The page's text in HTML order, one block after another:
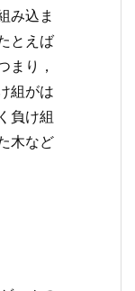
み込ま
とえば
まり，
組がは
負け組
木など